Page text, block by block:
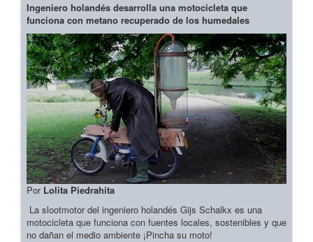
Ingeniero holandés desarrolla una motocicleta que
funciona con metano recuperado de los humedales
Por Lolita Piedrahita
La slootmotor del ingeniero holandés Gijs Schalkx es una
motocicleta que funciona con fuentes locales, sostenibles y que
no dañan el medio ambiente ¡Pincha su moto!